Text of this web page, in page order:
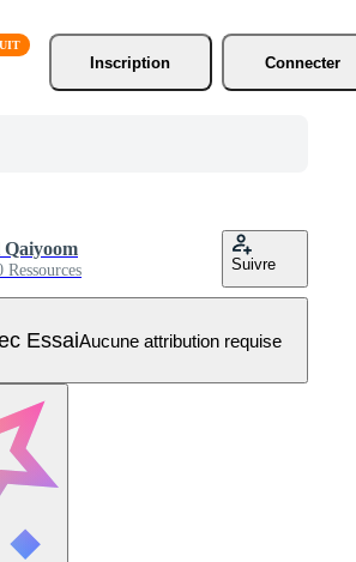
Inscription
Connecter
Ressources Suivre
EssaiAucune attribution requise